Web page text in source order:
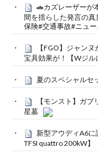
🚗カズレーザーが
間を揺らした発言の
保険#交通事故#ニュ
【FGO】ジャン
宝具効果が！【Wジル
夏のスペシャルセ
【モンスト】ガ
星墓
新型アウディA6
TFSI quattro 200kW】